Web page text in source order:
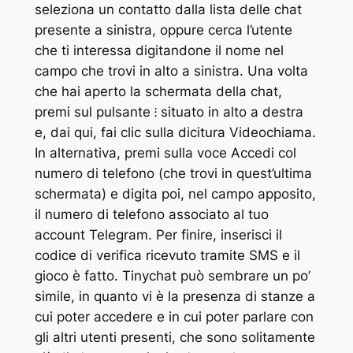
seleziona un contatto dalla lista delle chat
presente a sinistra, oppure cerca l’utente
che ti interessa digitandone il nome nel
campo che trovi in alto a sinistra. Una volta
che hai aperto la schermata della chat,
premi sul pulsante ⁝ situato in alto a destra
e, dai qui, fai clic sulla dicitura Videochiama.
In alternativa, premi sulla voce Accedi col
numero di telefono (che trovi in quest’ultima
schermata) e digita poi, nel campo apposito,
il numero di telefono associato al tuo
account Telegram. Per finire, inserisci il
codice di verifica ricevuto tramite SMS e il
gioco è fatto. Tinychat può sembrare un po’
simile, in quanto vi è la presenza di stanze a
cui poter accedere e in cui poter parlare con
gli altri utenti presenti, che sono solitamente